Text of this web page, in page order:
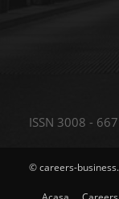
ISSN 3008 -
© careers-